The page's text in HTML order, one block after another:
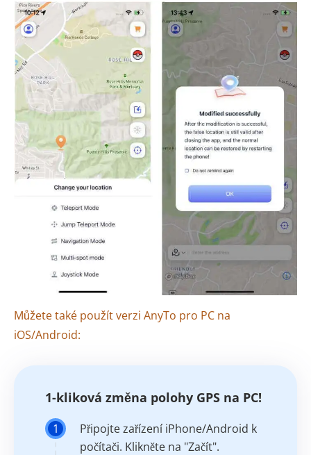
Můžete také použít verzi AnyTo pro PC na
iOS/Android:
1-kliková změna polohy GPS na PC!
1
Připojte zařízení iPhone/Android k
počítači. Klikněte na "Začít".